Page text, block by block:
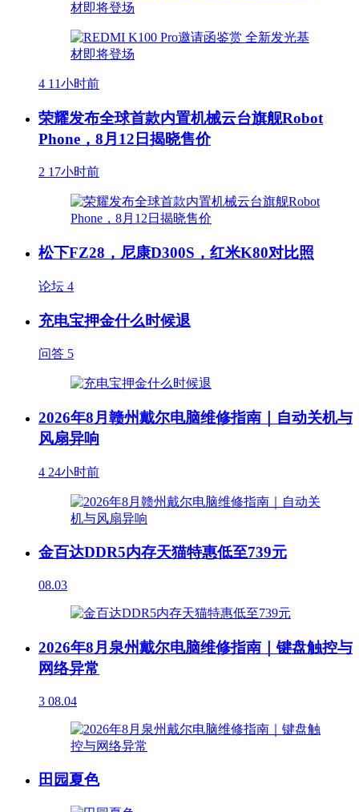
4 11小时前
荣耀发布全球首款内置机械云台旗舰Robot
Phone，8月12日揭晓售价
2 17小时前
松下FZ28，尼康D300S，红米K80对比照
论坛 4
充电宝押金什么时候退
问答 5
2026年8月赣州戴尔电脑维修指南｜自动关机与
风扇异响
4 24小时前
金百达DDR5内存天猫特惠低至739元
08.03
2026年8月泉州戴尔电脑维修指南｜键盘触控与
网络异常
3 08.04
田园夏色